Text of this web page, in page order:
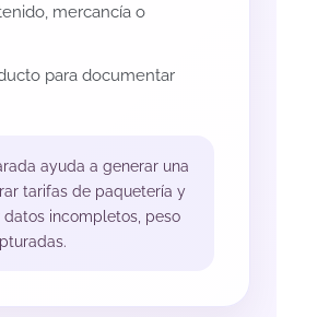
mercancía o
para documentar
ayuda a generar una
tarifas de paquetería y
incompletos, peso